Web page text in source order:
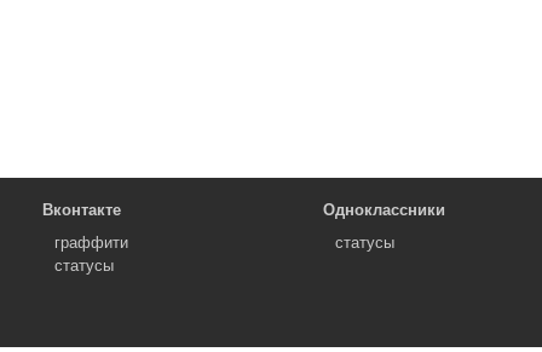
Вконтакте
граффити
статусы
Одноклассники
статусы